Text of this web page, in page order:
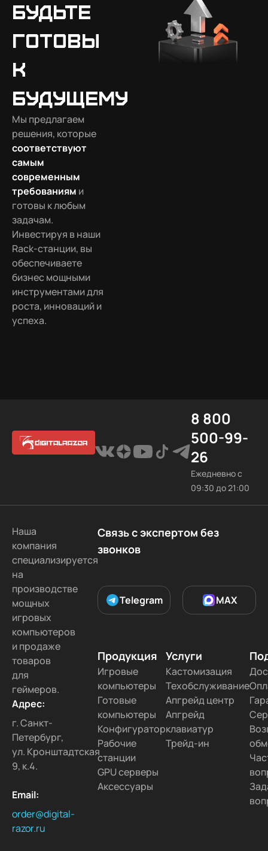
Будьте
готовы
к
будущему
Мы предлагаем
решения, которые
соответствуют
самым
современным
требованиям и
готовы к любым
задачам.
Инвестируя в наши
Rack-станции, вы
обеспечиваете
бизнес мощными
инструментами для
роста, инноваций и
успеха.
8 800
500-99-
26
Ежедневно с
09:30 до 21:00
Наша
компания
специализируется
на
производстве
мощных
игровых
компьютеров
и продаже
товаров
для
геймеров.
Адрес:
г. Санкт-
Петербург,
ул. Кронштадтская
9, к.4.
Email:
order@digital-
razor.ru
Связь с экспертом без
звонков
Telegram MAX
Продукция
Игровые
компьютеры
Готовые
компьютеры
Конфигуратор
Рабочие
станции
GPU серверы
Аксессуары
Услуги
Кастомизация
Техобслуживание
Апгрейд центр
Апгрейд
клавиатур
Трейд-ин